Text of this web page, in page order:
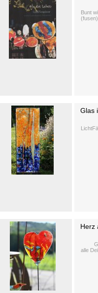
Bunt
(fusen)
Glas
Herz
alle